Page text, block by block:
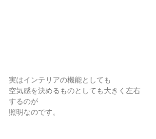
実はインテリアの機能としても
空気感を決めるものとしても大きく左右
するのが
照明なのです。